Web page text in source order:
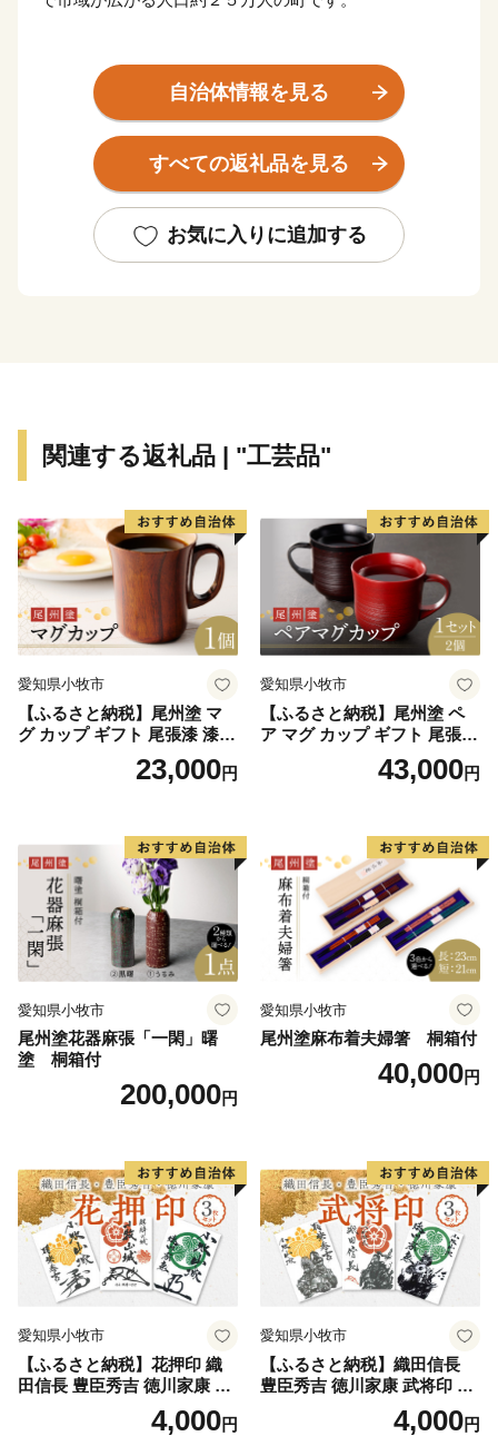
れ、歴史的発掘物の「火焔土器」、全国２位の蔵数を誇
る日本酒や、長岡野菜などの食の名産品、海外からも買
い付けが増加している錦鯉、豊かな自然を生かした風光
明媚な棚田など、さまざまな特色と文化を持った個性豊
さらに、うまい米の代名詞「コシヒカリ」は、長岡市が
自治体情報を見る
すべての返礼品を見る
お気に入りに追加する
関連する返礼品 | "工芸品"
愛知県小牧市
【ふるさと納税】尾州塗 マ
グ カップ ギフト 尾張漆 漆
漆器 漆器工芸 工芸品 芸術性
実用性 抗菌性 美味しく安全
ウイルス効果 お取り寄せ 愛
知県 小牧市 送料無料
23,000円
愛知県小牧市
【ふるさと納税】尾州塗 ペ
ア マグ カップ ギフト 尾張漆
漆 漆器 漆器工芸 工芸品 芸術
性 実用性 抗菌性 美味しく安
抗ウイルス効果 お取り寄せ
愛知県 小牧市 送料無料
43,000円
愛知県小牧市
尾州塗花器麻張「一閑」曙
塗 桐箱付
200,000円
愛知県小牧市
尾州塗麻布着夫婦箸 桐箱付
40,000円
愛知県小牧市
【ふるさと納税】花押印 織
田信長 豊臣秀吉 徳川家康 3
枚 セット 戦国 武将 小牧山城
墨絵 龍画師 書道アーティス
4,000円
愛知県小牧市
【ふるさと納税】織田信長
豊臣秀吉 徳川家康 武将印 3
枚 セット イラスト 戦国 武将
小牧山城 墨絵 龍画師 書道ア
4,000円